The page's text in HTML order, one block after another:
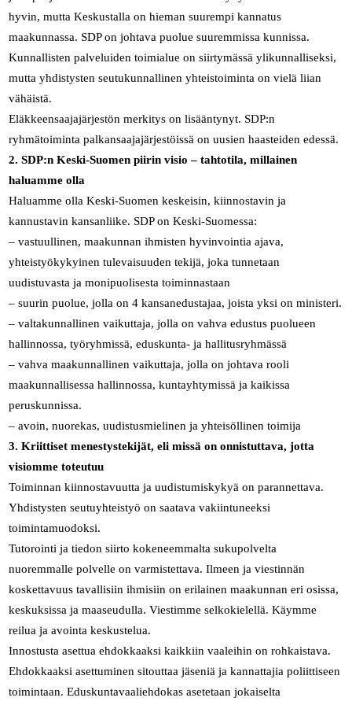
hyvin, mutta Keskustalla on hieman suurempi kannatus
maakunnassa. SDP on johtava puolue suuremmissa kunnissa.
Kunnallisten palveluiden toimialue on siirtymässä ylikunnalliseksi,
mutta yhdistysten seutukunnallinen yhteistoiminta on vielä liian
vähäistä.
Eläkkeensaajajärjestön merkitys on lisääntynyt. SDP:n
ryhmätoiminta palkansaajajärjestöissä on uusien haasteiden edessä.
2. SDP:n Keski-Suomen piirin visio – tahtotila, millainen
haluamme olla
Haluamme olla Keski-Suomen keskeisin, kiinnostavin ja
kannustavin kansanliike. SDP on Keski-Suomessa:
– vastuullinen, maakunnan ihmisten hyvinvointia ajava,
yhteistyökykyinen tulevaisuuden tekijä, joka tunnetaan
uudistuvasta ja monipuolisesta toiminnastaan
– suurin puolue, jolla on 4 kansanedustajaa, joista yksi on ministeri.
– valtakunnallinen vaikuttaja, jolla on vahva edustus puolueen
hallinnossa, työryhmissä, eduskunta- ja hallitusryhmässä
– vahva maakunnallinen vaikuttaja, jolla on johtava rooli
maakunnallisessa hallinnossa, kuntayhtymissä ja kaikissa
peruskunnissa.
– avoin, nuorekas, uudistusmielinen ja yhteisöllinen toimija
3. Kriittiset menestystekijät, eli missä on onnistuttava, jotta
visiomme toteutuu
Toiminnan kiinnostavuutta ja uudistumiskykyä on parannettava.
Yhdistysten seutuyhteistyö on saatava vakiintuneeksi
toimintamuodoksi.
Tutorointi ja tiedon siirto kokeneemmalta sukupolvelta
nuoremmalle polvelle on varmistettava. Ilmeen ja viestinnän
koskettavuus tavallisiin ihmisiin on erilainen maakunnan eri osissa,
keskuksissa ja maaseudulla. Viestimme selkokielellä. Käymme
reilua ja avointa keskustelua.
Innostusta asettua ehdokkaaksi kaikkiin vaaleihin on rohkaistava.
Ehdokkaaksi asettuminen sitouttaa jäseniä ja kannattajia poliittiseen
toimintaan. Eduskuntavaaliehdokas asetetaan jokaiselta